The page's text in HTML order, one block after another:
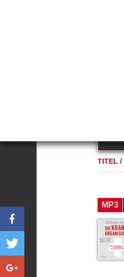
TITEL /
MP3